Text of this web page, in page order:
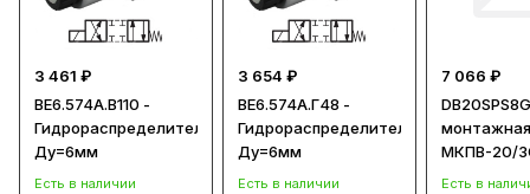
3 461 ₽
ВЕ6.574А.В110 -
Гидрораспределитель,
Ду=6мм
Есть в наличии
3 654 ₽
ВЕ6.574А.Г48 -
Гидрораспределитель,
Ду=6мм
Есть в наличии
7 066 ₽
МКПВ-20/
вбок, G1"
Есть в